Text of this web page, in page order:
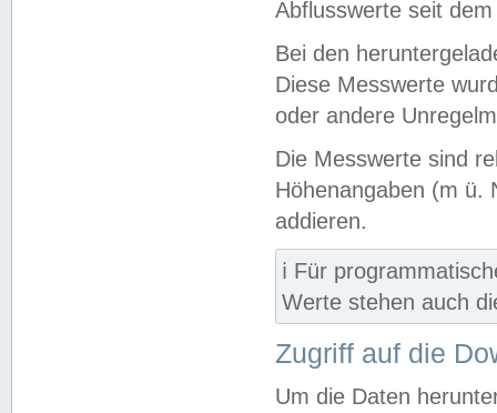
Abflusswerte seit
Bei den
Diese Messwerte
oder andere
Die Messwerte sind
Höhenangaben (m ü.
addieren.
ℹ️ Für
Werte stehen auch
Zugriff auf die
Um die Daten